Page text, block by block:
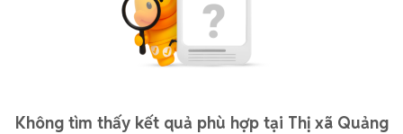
Không tìm thấy kết quả phù hợp tại Thị xã Quảng